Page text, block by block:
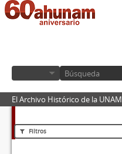
El Archivo Histórico de la UNAM
Filtros